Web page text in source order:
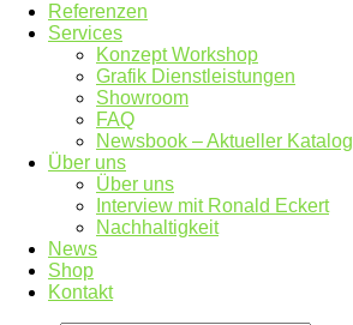
Referenzen
Services
Konzept Workshop
Grafik Dienstleistungen
Showroom
FAQ
Newsbook – Aktueller Katalog
Über uns
Über uns
Interview mit Ronald Eckert
Nachhaltigkeit
News
Shop
Kontakt